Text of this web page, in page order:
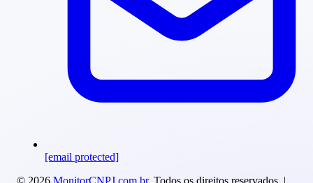
[email protected]
© 2026 MonitorCNPJ.com.br. Todos os direitos reservados. |